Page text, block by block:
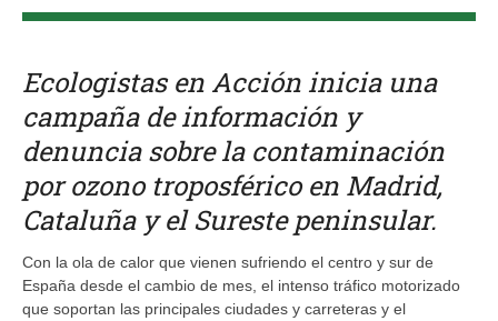
Ecologistas en Acción inicia una
campaña de información y
denuncia sobre la contaminación
por ozono troposférico en Madrid,
Cataluña y el Sureste peninsular.
Con la ola de calor que vienen sufriendo el centro y sur de
España desde el cambio de mes, el intenso tráfico motorizado
que soportan las principales ciudades y carreteras y el